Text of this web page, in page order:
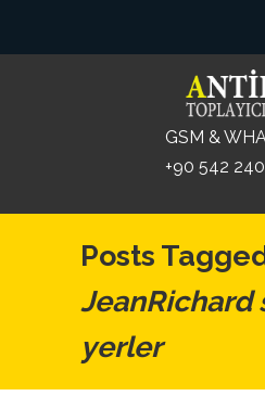
GSM &
+90 542
Posts
JeanRichard
yerler